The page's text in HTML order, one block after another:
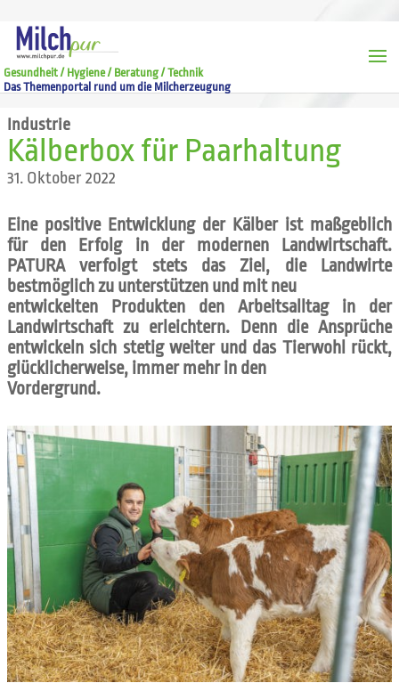
Gesundheit / Hygiene / Beratung / Technik
Das Themenportal rund um die Milcherzeugung
Industrie
Kälberbox für Paarhaltung
31. Oktober 2022
Eine positive Entwicklung der Kälber ist maßgeblich
für den Erfolg in der modernen Landwirtschaft.
PATURA verfolgt stets das Ziel, die Landwirte
bestmöglich zu unterstützen und mit neu
entwickelten Produkten den Arbeitsalltag in der
Landwirtschaft zu erleichtern. Denn die Ansprüche
entwickeln sich stetig weiter und das Tierwohl rückt,
glücklicherweise, immer mehr in den
Vordergrund.